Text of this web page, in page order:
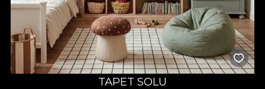
TAPET SOLU